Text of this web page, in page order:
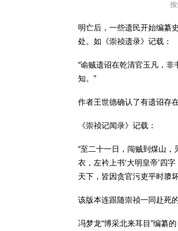
明亡后，一些遗民开始编纂
处。如《崇祯遗录》记载：
“谕贼遗诏在乾清官玉凡，
知。”
作者王世德确认了有遗诏存
《崇祯记闻录》记载：
“至二十一日，闯贼到煤山
衣，左衿上书‘大明皇帝’四
天下，皆因贪官污吏平时隳
该版本连跟随崇祯一同赴死
冯梦龙“博采北来耳目”编纂